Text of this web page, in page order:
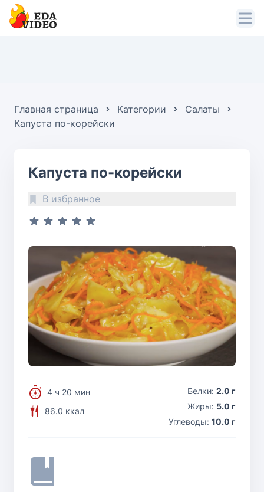
Главная страница Категории
Салаты
Капуста по-корейски
Капуста по-корейски
В избранное
4 ч 20 мин
86.0 ккал
Белки: 2.0 г
Жиры: 5.0 г
Углеводы: 10.0 г